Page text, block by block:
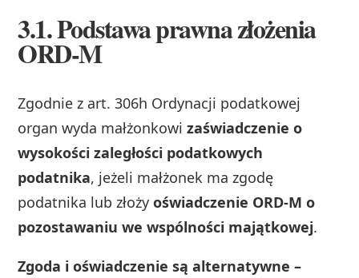
3.1. Podstawa prawna złożenia
ORD‑M
Zgodnie z art. 306h Ordynacji podatkowej
organ wyda małżonkowizaświadczenie o
wysokości zaległości podatkowych
podatnika, jeżeli małżonek ma zgodę
podatnika lub złożyoświadczenie ORD‑M o
pozostawaniu we wspólności majątkowej.
Zgoda i oświadczenie są alternatywne –